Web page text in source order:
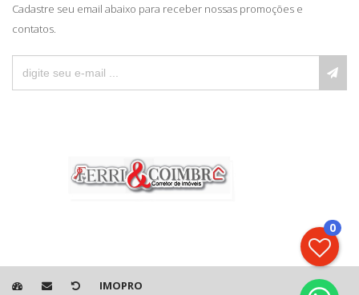
Cadastre seu email abaixo para receber nossas promoções e
contatos.
IMOPRO
0